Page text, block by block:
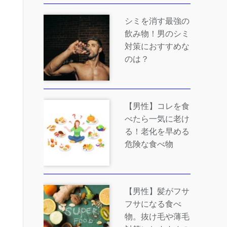
シミを消す最強の
飲み物！男のシミ
対策におすすめな
のは？
【男性】コレを食
べたら一気に老け
る！老化を早める
危険な食べ物
【男性】髪がフサ
フサになる食べ
物。抜け毛や薄毛